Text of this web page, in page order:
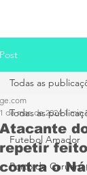
Post
Todas as
Futebol Amador
Porto de Caruaru
Todas as
Atacante
repetir
contra o
ge.com
1 de mar. de 2024 1 min